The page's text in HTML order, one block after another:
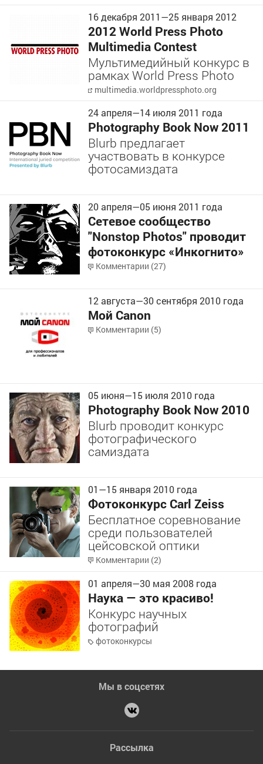
16 декабря 2011—25 января 2012
2012 World Press Photo
Multimedia Contest
Мультимедийный конкурс в
рамках World Press Photo
multimedia.worldpressphoto.org
24 апреля—14 июля 2011 года
Photography Book Now 2011
Blurb предлагает
участвовать в конкурсе
фотосамиздата
20 апреля—05 июня 2011 года
Сетевое сообщество
"Nonstop Photos" проводит
фотоконкурс «Инкогнито»
Комментарии (27)
12 августа—30 сентября 2010 года
Мой Canon
Комментарии (5)
05 июня—15 июля 2010 года
Photography Book Now 2010
Blurb проводит конкурс
фотографического
самиздата
01—15 января 2010 года
Фотоконкурс Carl Zeiss
Бесплатное соревнование
среди пользователей
цейсовской оптики
Комментарии (2)
01 апреля—30 мая 2008 года
Наука — это красиво!
Конкурс научных
фотографий
фотоконкурсы
Мы в соцсетях
Рассылка